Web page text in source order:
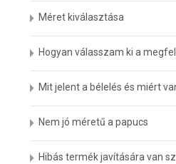
Méret kiválasztása
Hogyan válasszam ki a
Mit jelent a bélelés és miért
Nem jó méretű a papucs
Hibás termék javítására van